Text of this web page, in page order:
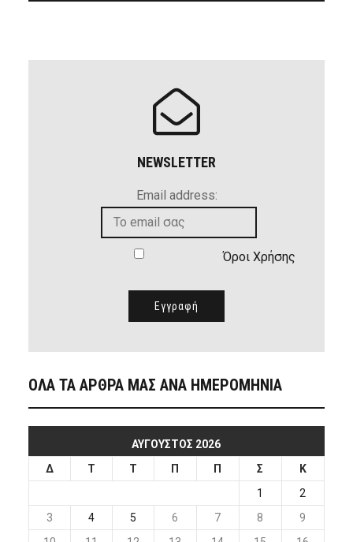
NEWSLETTER
Email address:
Όροι Χρήσης
ΟΛΑ ΤΑ ΑΡΘΡΑ ΜΑΣ ΑΝΑ ΗΜΕΡΟΜΗΝΙΑ
ΑΎΓΟΥΣΤΟΣ 2026
Δ
Τ Τ Π Π Σ
Κ
1
2
3
4 5 6 7 8
9